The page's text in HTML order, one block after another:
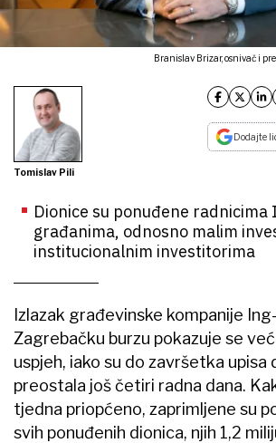
Branislav Brizar, osnivač i
Tomislav Pili
Dodajte
Dionice su ponuđene radnicima
građanima, odnosno malim
institucionalnim investitorima
Izlazak građevinske kompanije
Zagrebačku burzu pokazuje se
uspjeh, iako su do završetka upisa
preostala još četiri radna dana.
tjedna priopćeno, zaprimljene su
svih ponuđenih dionica, njih 1,2